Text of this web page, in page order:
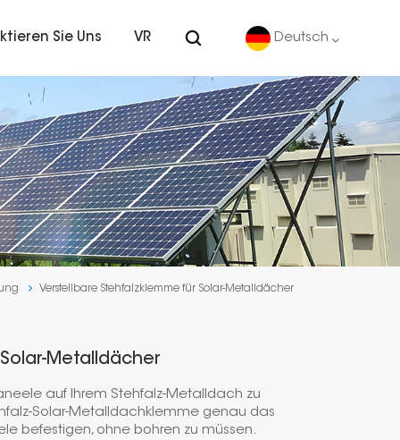
Sie Uns VR Deutsch
English
Deutsch
español
português
Verstellbare Stehfalzklemme für Solar-Metalldächer
Metalldächer
auf Ihrem Stehfalz-Metalldach zu
Solar-Metalldachklemme genau das
befestigen, ohne bohren zu müssen.